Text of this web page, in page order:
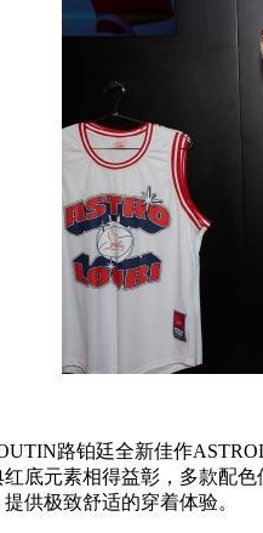
路铂廷全新佳作
底元素相得益彰，多款配
供极致舒适的穿着体验。